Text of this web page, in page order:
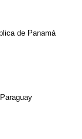
de Panamá